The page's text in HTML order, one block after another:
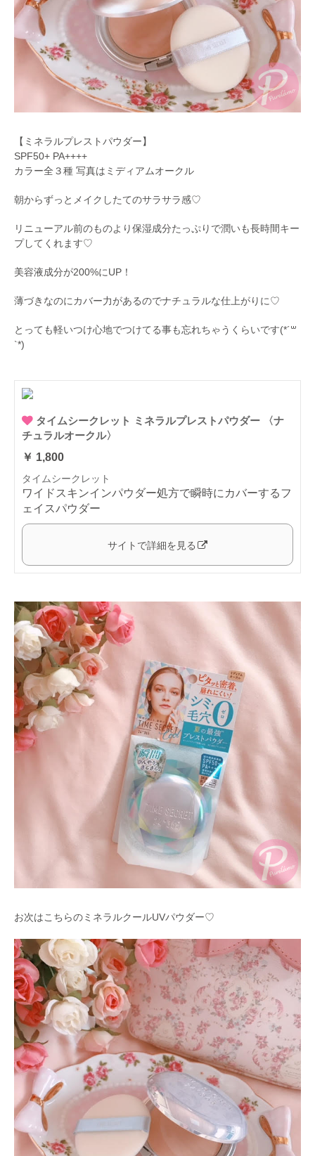
【ミネラルプレストパウダー】
SPF50+ PA++++
カラー全３種 写真はミディアムオークル
朝からずっとメイクしたてのサラサラ感♡
リニューアル前のものより保湿成分たっぷりで潤いも長時間キー
プしてくれます♡
美容液成分が200%にUP！
薄づきなのにカバー力があるのでナチュラルな仕上がりに♡
とっても軽いつけ心地でつけてる事も忘れちゃうくらいです(*´꒳
`*)
タイムシークレット ミネラルプレストパウダー 〈ナ
チュラルオークル〉
￥ 1,800
タイムシークレット
ワイドスキンインパウダー処方で瞬時にカバーするフ
ェイスパウダー
サイトで詳細を見る
お次はこちらのミネラルクールUVパウダー♡